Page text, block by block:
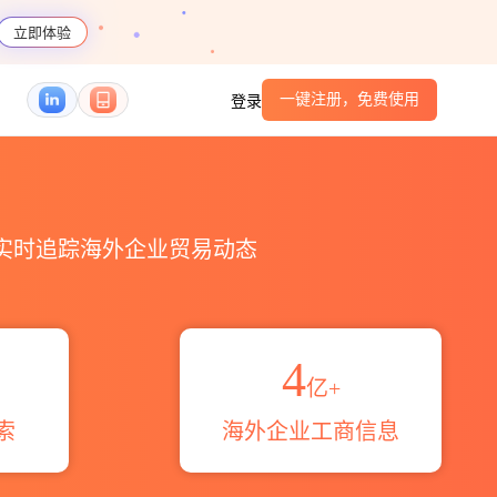
立即体验
登录 一键注册，免费使用
时追踪海外企业贸易动态
4亿+
海外企业工商信息